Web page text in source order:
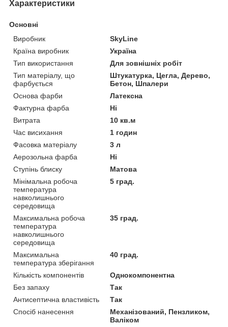
Характеристики
Основні
Виробник
SkyLine
Країна виробник
Україна
Тип використання
Для зовнішніх робіт
Тип матеріалу, що
фарбується
Штукатурка, Цегла, Дерево,
Бетон, Шпалери
Основа фарби
Латексна
Фактурна фарба
Ні
Витрата
10 кв.м
Час висихання
1 годин
Фасовка матеріалу
3 л
Аерозольна фарба
Ні
Ступінь блиску
Матова
Мінімальна робоча
температура
навколишнього
середовища
5 град.
Максимальна робоча
температура
навколишнього
середовища
35 град.
Максимальна
температура зберігання
40 град.
Кількість компонентів
Однокомпонентна
Без запаху
Так
Антисептична властивість
Так
Спосіб нанесення
Механізований, Пензликом,
Валіком